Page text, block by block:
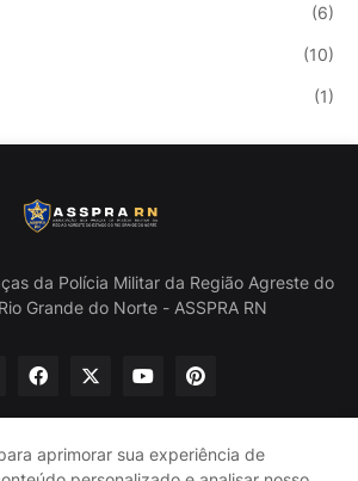
(6)
(10)
(1)
da Polícia Militar da Região Agreste do
Grande do Norte - ASSPRA RN
aprimorar sua experiência de